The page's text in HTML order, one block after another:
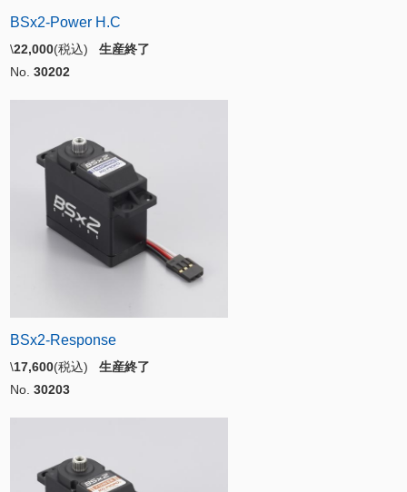
BSx2-Power H.C
\22,000(税込) 生産終了
No. 30202
BSx2-Response
\17,600(税込) 生産終了
No. 30203